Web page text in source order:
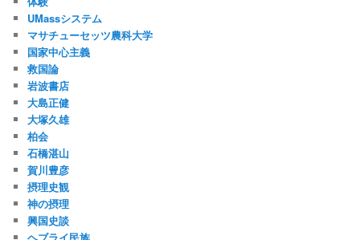
UMassシステム
マサチューセッツ農科大学
国家中心主義
救国論
岩波書店
大島正健
大塚久雄
柏会
石橋湛山
賀川豊彦
摂理史観
神の摂理
興国史談
ヘブライ民族